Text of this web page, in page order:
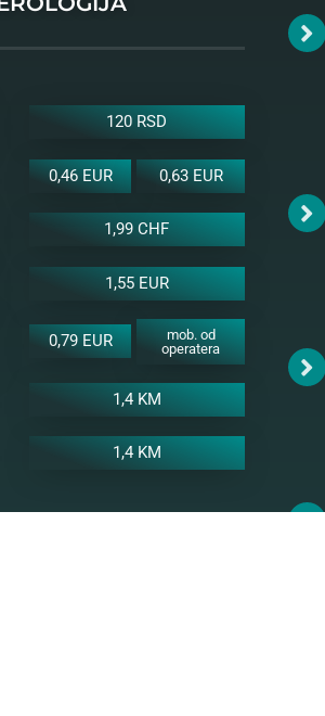
120 RSD
0,46 EUR 0,63 EUR
1,99 CHF
1,55 EUR
0,79 EUR
mob. od
operatera
1,4 KM
1,4 KM